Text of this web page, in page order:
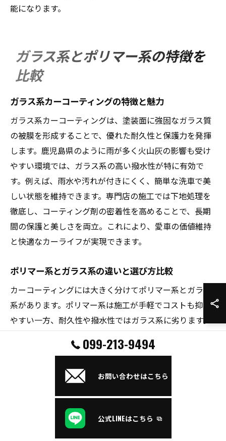
能になります。
ガラス系とポリマー系の特徴を
比較
ガラス系カーコーティングの特徴と魅力
ガラス系カーコーティングは、塗装面に強固なガラス質
の被膜を形成することで、優れた耐久性と保護力を発揮
します。鹿児島県のように雨が多く火山灰の影響も受け
やすい環境では、ガラス系の高い撥水性が特に有効で
す。例えば、雨水や汚れが付きにくく、簡単な洗車で美
しい状態を維持できます。専門店の施工では下地処理を
徹底し、コーティング剤の密着性を高めることで、長期
間の保護と美しさを両立。これにより、愛車の価値維持
と快適なカーライフが実現できます。
ポリマー系とガラス系の違いと選び方比較
カーコーティングには大きく分けてポリマー系とガラス
系があります。ポリマー系は施工が手軽でコストも抑え
やすい一方、耐久性や撥水性ではガラス系に劣ります。
ガラス系は被膜が硬く長持ちし、鹿児島の厳しい環境に
も強いです。選び方のポイントは、車の使用頻度やメン
間を減らしたい方や長期的な保護を重視する方にはガラ
ス系、コストや手軽さを優先したい場合はポリマー系が
向いています。
099-213-9494
お問い合わせはこちら
公式LINEはこちら